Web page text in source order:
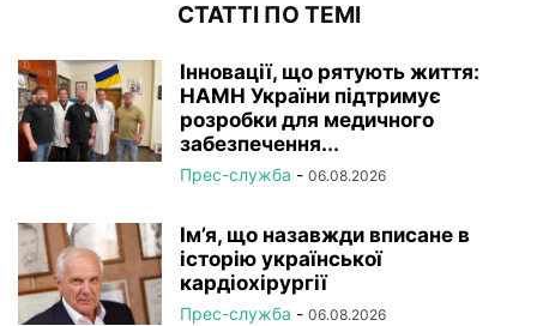
СТАТТІ ПО ТЕМІ
Інновації, що рятують життя:
НАМН України підтримує
розробки для медичного
забезпечення...
Прес-служба - 06.08.2026
Ім’я, що назавжди вписане в
історію української
кардіохірургії
Прес-служба - 06.08.2026